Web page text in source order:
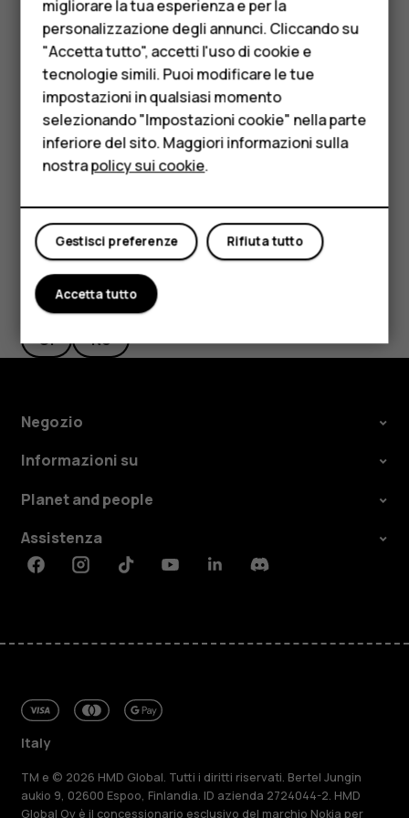
Accessori
HMD Terra M
Per le imprese
Tablet
Negozio
Il mio account
precedente telefono Android™
Se il telefono precedente era un Android su cui era attiva
l'opzione per il backup nell'account Google, è possibile
ripristinare le impostazioni delle app e le password Wi-Fi.
ToccareImpostazioni > Sistema Backup
ImpostareEsegui backup su Google Drive
Ti è stato d'aiuto?
Sì No
Negozio
Informazioni su
Planet and people
Assistenza
FacebookInstagramTiktokYoutubeLinkedinDiscord
Italy
TM e © 2026 HMD Global. Tutti i diritti riservati. Bertel Jungin
aukio 9, 02600 Espoo, Finlandia. ID azienda 2724044-2. HMD
Global Oy è il concessionario esclusivo del marchio Nokia per
migliorare la tua esperienza e per la
personalizzazione degli annunci. Cliccando su
"Accetta tutto", accetti l'uso di cookie e
tecnologie simili. Puoi modificare le tue
impostazioni in qualsiasi momento
selezionando "Impostazioni cookie" nella parte
inferiore del sito. Maggiori informazioni sulla
nostrapolicy sui cookie.
Rifiuta tutto
Gestisci preferenze
Accetta tutto